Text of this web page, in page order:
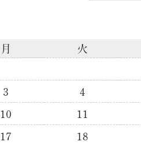
月
火
3
4
10
11
17
18